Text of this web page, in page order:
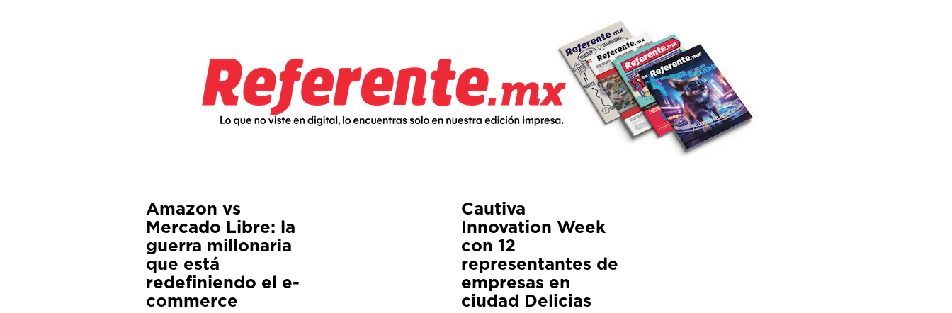
Amazon vs
Mercado Libre: la
guerra millonaria
que está
redefiniendo el e-
commerce
Cautiva
Innovation Week
con 12
representantes de
empresas en
ciudad Delicias